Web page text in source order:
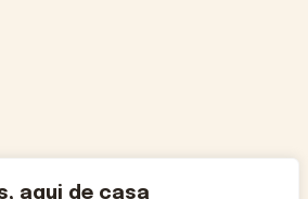
aqui de casa